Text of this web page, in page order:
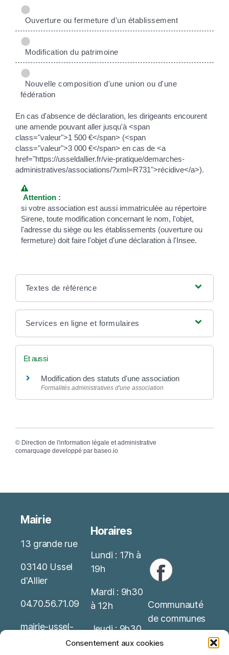
Consentement aux cookies
Ouverture ou fermeture d'un établissement
Modification du patrimoine
Nouvelle composition d'une union ou d'une
fédération
En cas d'absence de déclaration, les dirigeants encourent
une amende pouvant aller jusqu'à <span
class="valeur">1 500 €</span> (<span
class="valeur">3 000 €</span> en cas de <a
href="https://usseldallier.fr/vie-pratique/demarches-
administratives/associations/?xml=R731">récidive</a>).
Attention :
si votre association est aussi immatriculée au répertoire
Sirene, toute modification concernant le nom, l'objet,
l'adresse du siège ou les établissements (ouverture ou
fermeture) doit faire l'objet d'une déclaration à l'Insee.
Textes de référence
Services en ligne et formulaires
Et aussi
Modification des statuts d'une association
Formalités administratives d'une association
© Direction de l'information légale et administrative
comarquage developpé par baseo.io
Mairie
13 grande rue
03140 Ussel
d'Allier
04.70.56.71.09
mairie-ussel-
allier(at)wanado
Horaires
Lundi : 17h à
19h
Mardi : 9h30
à 12h
Jeudi : 9h30
à 12h
Communauté
de communes
Service Public